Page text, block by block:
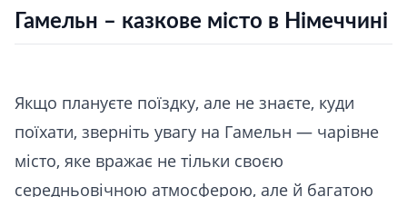
Гамельн – казкове місто в Німеччині
Якщо плануєте поїздку, але не знаєте, куди
поїхати, зверніть увагу на Гамельн — чарівне
місто, яке вражає не тільки своєю
середньовічною атмосферою, але й багатою